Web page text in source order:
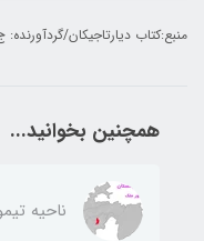
منبع:کتاب دیارتاجیکان/
همچنین بخوانید...
ناحيه